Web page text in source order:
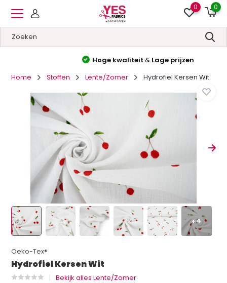
0 0
Hoge kwaliteit&Lage prijzen
Home
Stoffen Lente/Zomer Hydrofiel Kersen Wit
+4
Oeko-Tex®
Hydrofiel Kersen Wit
Bekijk alles Lente/Zomer